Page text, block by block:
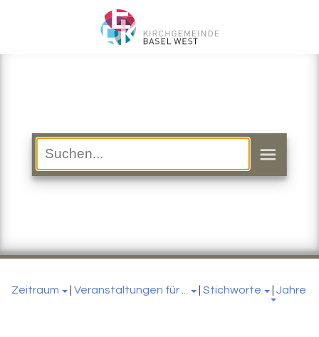
Zeitraum Veranstaltungen für ... Stichworte Jahre